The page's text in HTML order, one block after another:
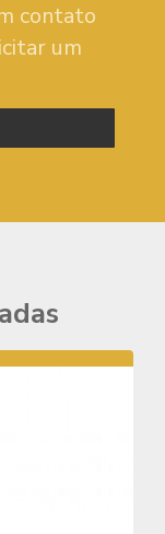
contato
um